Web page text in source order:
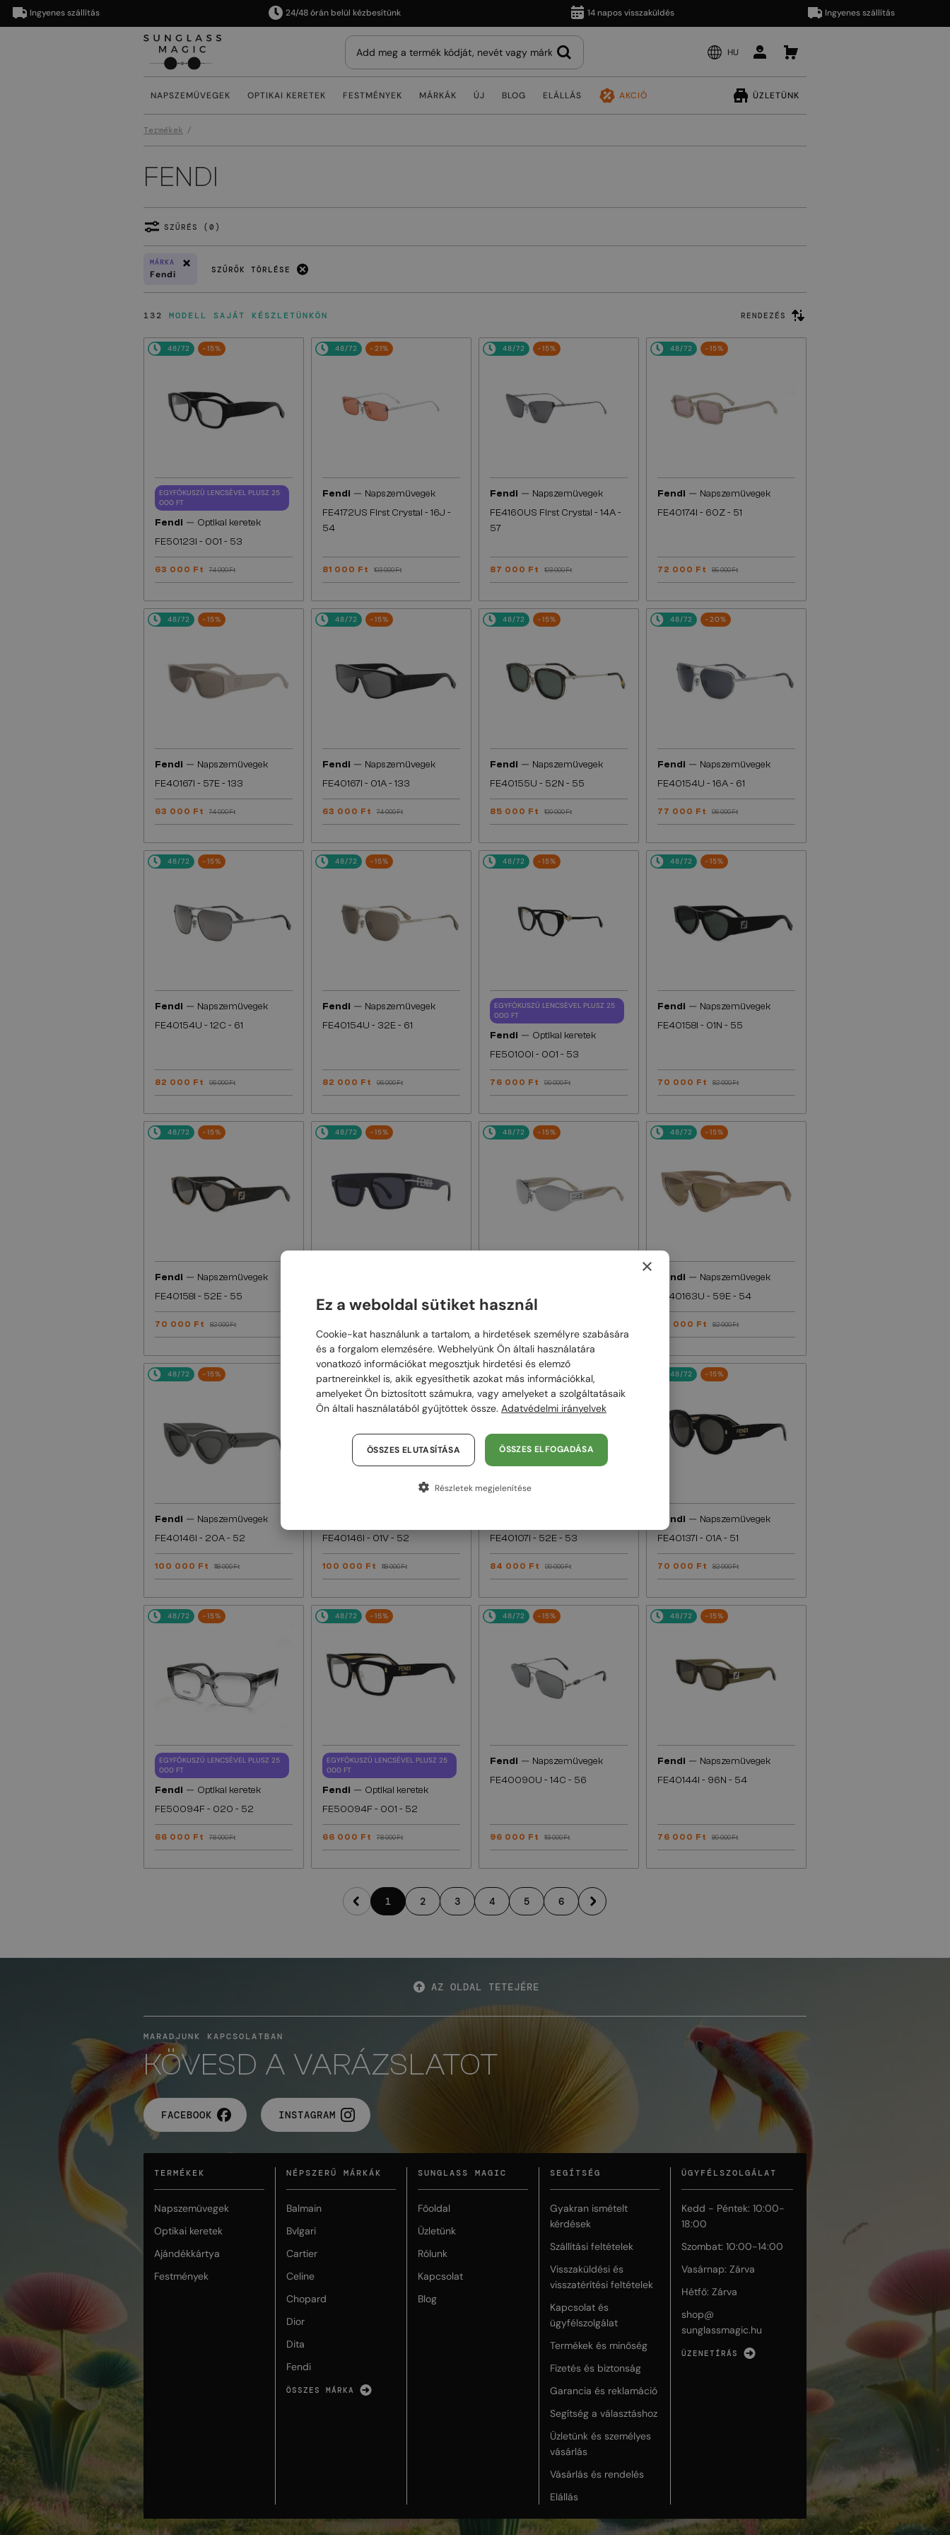
Ingyenes szállítás 24/48 órán belül kézbesítünk 14 napos visszaküldés Ingyenes szállítás
HU
NAPSZEMÜVEGEK OPTIKAI KERETEK FESTMÉNYEK MÁRKÁK ÚJ BLOG ELÁLLÁS AKCIÓ ÜZLETÜNK
Termékek
FENDI
SZŰRÉS (0)
MÁRKA
Fendi SZŰRŐK TÖRLÉSE
132 MODELL SAJÁT KÉSZLETÜNKÖN RENDEZÉS
48/72 -15%
EGYFÓKUSZÚ LENCSÉVEL PLUSZ 25
000 FT
Fendi — Optikai keretek
FE50123I - 001 - 53
63 000 Ft 74 000 Ft
48/72 -21%
Fendi — Napszemüvegek
FE4172US First Crystal - 16J -
54
81 000 Ft 103 000 Ft
48/72 -15%
Fendi — Napszemüvegek
FE4160US First Crystal - 14A -
57
87 000 Ft 103 000 Ft
48/72 -15%
Fendi — Napszemüvegek
FE40174I - 60Z - 51
72 000 Ft 85 000 Ft
48/72 -15%
Fendi — Napszemüvegek
FE40167I - 57E - 133
63 000 Ft 74 000 Ft
48/72 -15%
Fendi — Napszemüvegek
FE40167I - 01A - 133
63 000 Ft 74 000 Ft
48/72 -15%
Fendi — Napszemüvegek
FE40155U - 52N - 55
85 000 Ft 100 000 Ft
48/72 -20%
Fendi — Napszemüvegek
FE40154U - 16A - 61
77 000 Ft 96 000 Ft
48/72 -15%
Fendi — Napszemüvegek
FE40154U - 12C - 61
82 000 Ft 96 000 Ft
48/72 -15%
Fendi — Napszemüvegek
FE40154U - 32E - 61
82 000 Ft 96 000 Ft
48/72 -15%
EGYFÓKUSZÚ LENCSÉVEL PLUSZ 25
000 FT
Fendi — Optikai keretek
FE50100I - 001 - 53
76 000 Ft 90 000 Ft
48/72 -15%
Fendi — Napszemüvegek
FE40158I - 01N - 55
70 000 Ft 82 000 Ft
48/72 -15%
Fendi — Napszemüvegek
FE40158I - 52E - 55
70 000 Ft 82 000 Ft
48/72 -15%
FE40091U - 90A - 54
48/72 -15%
FE40159U - 16C - 74
48/72 -15%
Fendi — Napszemüvegek
FE40163U - 59E - 54
70 000 Ft 82 000 Ft
48/72 -15%
Fendi — Napszemüvegek
FE40146I - 20A - 52
100 000 Ft 118 000 Ft
48/72 -15%
FE40146I - 01V - 52
100 000 Ft 118 000 Ft
48/72 -15%
FE40107I - 52E - 53
84 000 Ft 99 000 Ft
48/72 -15%
Fendi — Napszemüvegek
FE40137I - 01A - 51
70 000 Ft 82 000 Ft
48/72 -15%
EGYFÓKUSZÚ LENCSÉVEL PLUSZ 25
000 FT
Fendi — Optikai keretek
FE50094F - 020 - 52
66 000 Ft 78 000 Ft
48/72 -15%
EGYFÓKUSZÚ LENCSÉVEL PLUSZ 25
000 FT
Fendi — Optikai keretek
FE50094F - 001 - 52
66 000 Ft 78 000 Ft
48/72 -15%
Fendi — Napszemüvegek
FE40090U - 14C - 56
96 000 Ft 113 000 Ft
48/72 -15%
Fendi — Napszemüvegek
FE40144I - 96N - 54
76 000 Ft 89 000 Ft
1 2 3 4 5 6
AZ OLDAL TETEJÉRE
MARADJUNK KAPCSOLATBAN
KÖVESD A VARÁZSLATOT
FACEBOOK INSTAGRAM
TERMÉKEK
Napszemüvegek
Optikai keretek
Ajándékkártya
Festmények
NÉPSZERŰ MÁRKÁK
Balmain
Bvlgari
Cartier
Celine
Chopard
Dior
Dita
Fendi
ÖSSZES MÁRKA
SUNGLASS MAGIC
Főoldal
Üzletünk
Rólunk
Kapcsolat
Blog
SEGÍTSÉG
Gyakran ismételt
kérdések
Szállítási feltételek
Visszaküldési és
visszatérítési feltételek
Kapcsolat és
ügyfélszolgálat
Termékek és minőség
Fizetés és biztonság
Garancia és reklamáció
Segítség a választáshoz
Üzletünk és személyes
vásárlás
Vásárlás és rendelés
Elállás
ÜGYFÉLSZOLGÁLAT
Kedd - Péntek: 10:00-
18:00
Szombat: 10:00-14:00
Vasárnap: Zárva
Hétfő: Zárva
shop@
sunglassmagic.hu
ÜZENETÍRÁS
×
Ez a weboldal sütiket használ
Cookie-kat használunk a tartalom, a hirdetések személyre szabására
és a forgalom elemzésére. Webhelyünk Ön általi használatára
vonatkozó információkat megosztjuk hirdetési és elemző
partnereinkkel is, akik egyesíthetik azokat más információkkal,
amelyeket Ön biztosított számukra, vagy amelyeket a szolgáltatásaik
Ön általi használatából gyűjtöttek össze. Adatvédelmi irányelvek
ÖSSZES ELFOGADÁSA
ÖSSZES ELUTASÍTÁSA
Részletek megjelenítése